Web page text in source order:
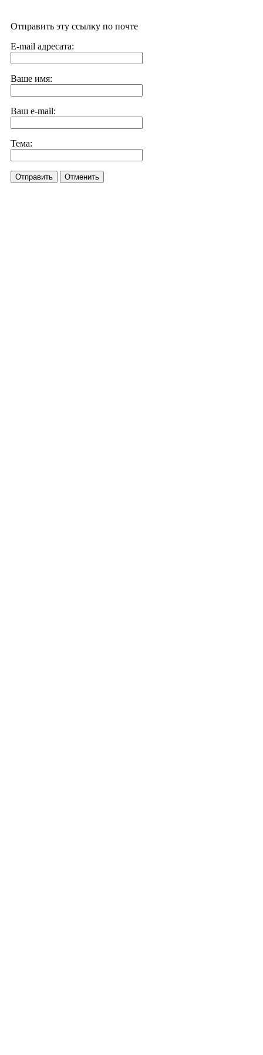
Отправить эту ссылку по почте
E-mail адресата:
Ваше имя:
Ваш e-mail:
Тема:
Отправить Отменить